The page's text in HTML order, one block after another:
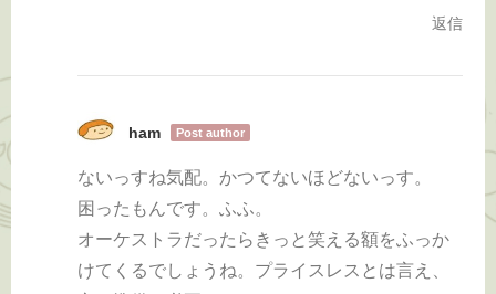
返信
ham Post author
ないっすね気配。かつてないほどないっす。
困ったもんです。ふふ。
オーケストラだったらきっと笑える額をふっか
けてくるでしょうね。プライスレスとは言え、